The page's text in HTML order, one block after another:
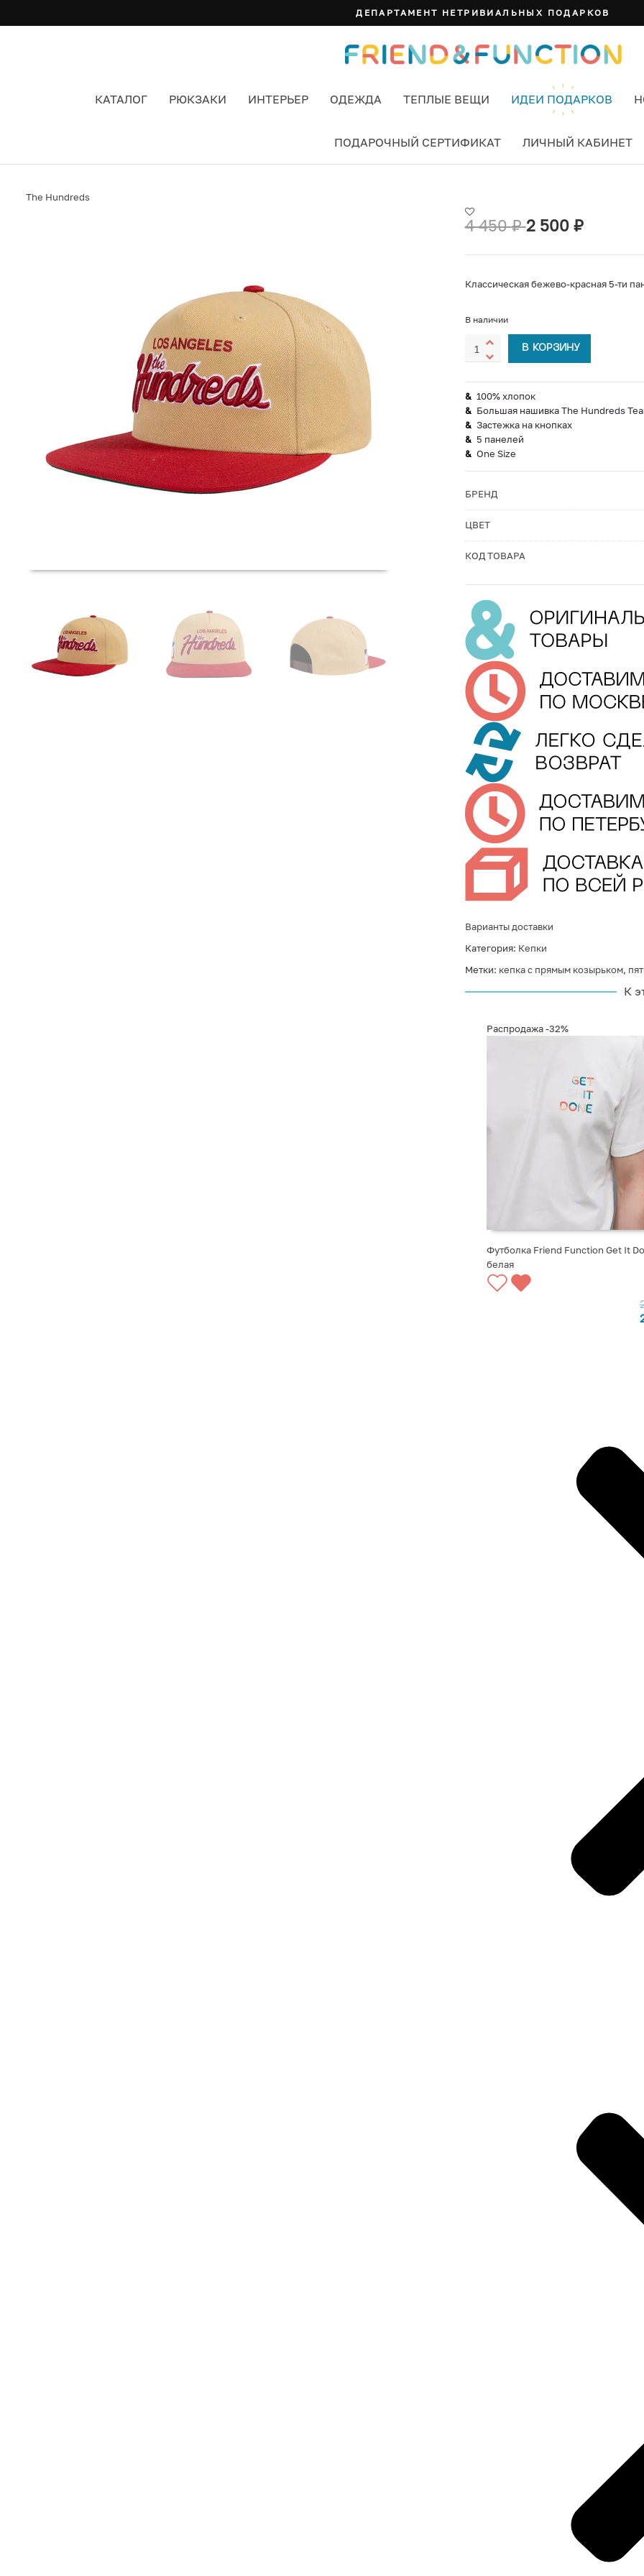
ДЕПАРТАМЕНТ НЕТРИВИАЛЬНЫХ ПОДАРКОВ
КАТАЛОГ РЮКЗАКИ ИНТЕРЬЕР ОДЕЖДА ТЕПЛЫЕ ВЕЩИ ИДЕИ ПОДАРКОВ
ПОДАРОЧНЫЙ СЕРТИФИКАТ ЛИЧНЫЙ КАБИНЕТ
The Hundreds
4 450₽ 2 500 ₽
Классическая бежево-красная 5-ти
В наличии
В КОРЗИНУ
100% хлопок
Большая нашивка The Hundreds
Застежка на кнопках
5 панелей
One Size
БРЕНД
ЦВЕТ
КОД ТОВАРА
Варианты доставки
Категория: Кепки
Метки: кепка с прямым козырьком,
К
Распродажа -32%
ВЫБРАТЬ ВАРИАНТЫ
Футболка Friend Function Get It
белая